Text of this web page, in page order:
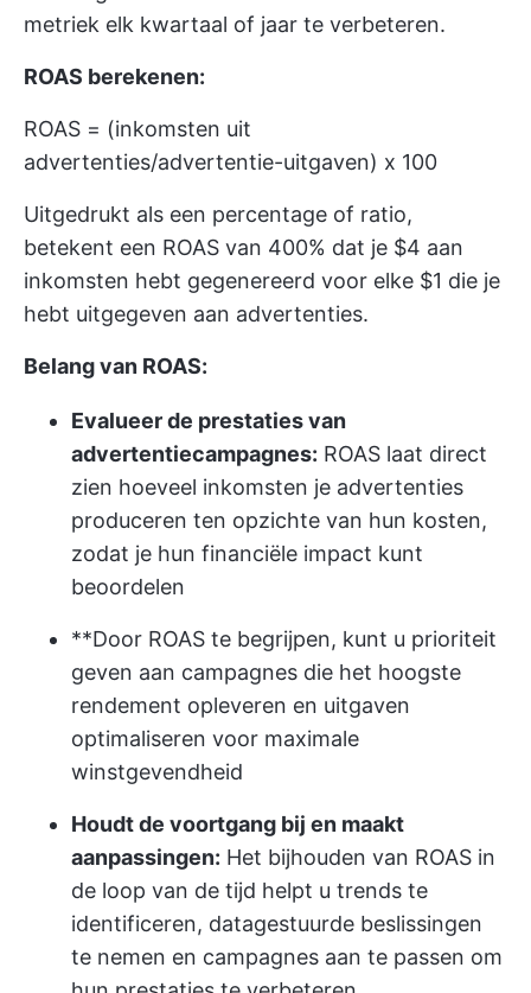
metriek elk kwartaal of jaar te verbeteren.
ROAS berekenen:
ROAS = (inkomsten uit
advertenties/advertentie-uitgaven) x 100
Uitgedrukt als een percentage of ratio,
betekent een ROAS van 400% dat je $4 aan
inkomsten hebt gegenereerd voor elke $1 die je
hebt uitgegeven aan advertenties.
Belang van ROAS:
Evalueer de prestaties van
advertentiecampagnes: ROAS laat direct
zien hoeveel inkomsten je advertenties
produceren ten opzichte van hun kosten,
zodat je hun financiële impact kunt
beoordelen
**Door ROAS te begrijpen, kunt u prioriteit
geven aan campagnes die het hoogste
rendement opleveren en uitgaven
optimaliseren voor maximale
winstgevendheid
Houdt de voortgang bij en maakt
aanpassingen: Het bijhouden van ROAS in
de loop van de tijd helpt u trends te
identificeren, datagestuurde beslissingen
te nemen en campagnes aan te passen om